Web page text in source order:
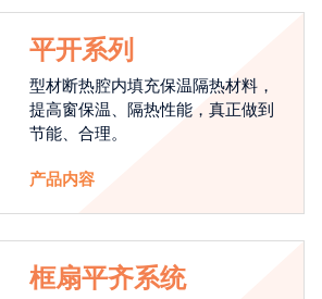
平开系列
型材断热腔内填充保温隔热材料，
提高窗保温、隔热性能，真正做到
节能、合理。
产品内容
框扇平齐系统